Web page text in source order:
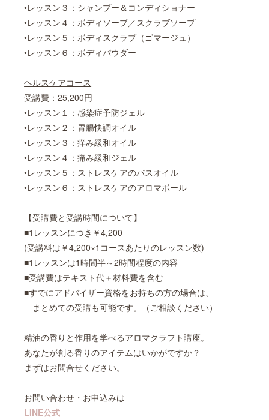
•レッスン３：シャンプー＆コンディショナー
•レッスン４：ボディソープ／スクラブソープ
•レッスン５：ボディスクラブ（ゴマージュ）
•レッスン６：ボディパウダー
ヘルスケアコース
受講費：25,200円
•レッスン１：感染症予防ジェル
•レッスン２：胃腸快調オイル
•レッスン３：痒み緩和オイル
•レッスン４：痛み緩和ジェル
•レッスン５：ストレスケアのバスオイル
•レッスン６：ストレスケアのアロマボール
【受講費と受講時間について】
■1レッスンにつき￥4,200
(受講料は￥4,200×1コースあたりのレッスン数)
■1レッスンは1時間半～2時間程度の内容
■受講費はテキスト代＋材料費を含む
■すでにアドバイザー資格をお持ちの方の場合は、
まとめての受講も可能です。（ご相談ください）
精油の香りと作用を学べるアロマクラフト講座。
あなたが創る香りのアイテムはいかがですか？
まずはお問合せください。
お問い合わせ・お申込みは
LINE公式